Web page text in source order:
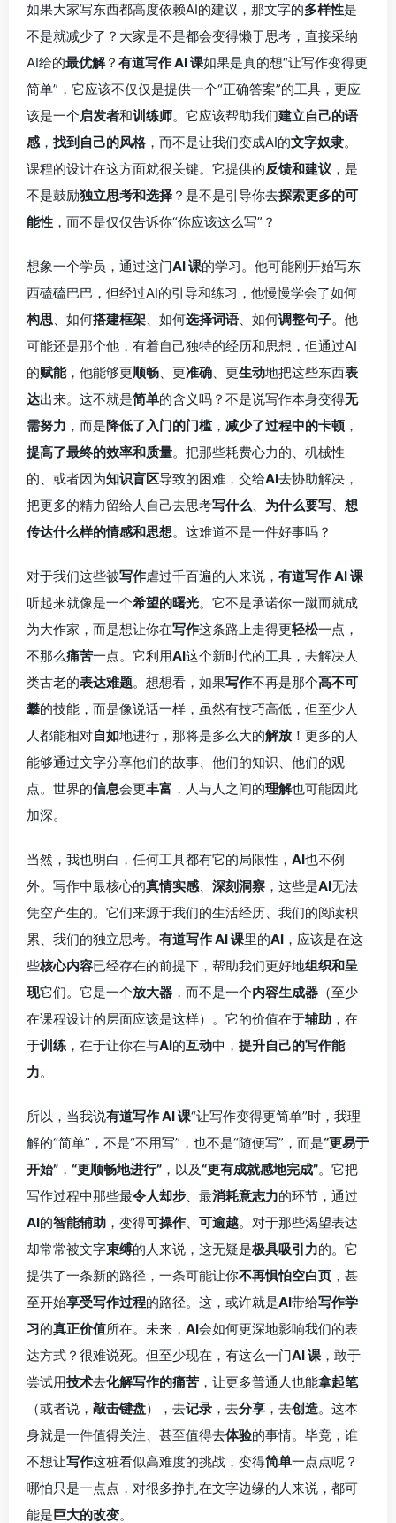
如果大家写东西都高度依赖AI的建议，那文字的多样性是
不是就减少了？大家是不是都会变得懒于思考，直接采纳
AI给的最优解？ 有道写作 AI 课如果是真的想“让写作变得更
简单”，它应该不仅仅是提供一个“正确答案”的工具，更应
该是一个启发者和训练师。它应该帮助我们建立自己的语
感 ， 找到自己的风格，而不是让我们变成AI的文字奴隶。
课程的设计在这方面就很关键。它提供的反馈和建议 ，是
不是鼓励独立思考和选择 ？是不是引导你去探索更多的可
能性 ，而不是仅仅告诉你“你应该这么写”？
想象一个学员，通过这门AI 课的学习。他可能刚开始写东
西磕磕巴巴，但经过AI的引导和练习，他慢慢学会了如何
构思 、如何搭建框架 、如何选择词语 、如何调整句子。他
可能还是那个他，有着自己独特的经历和思想，但通过AI
的赋能，他能够更顺畅 、更准确 、更生动地把这些东西表
达出来。这不就是简单的含义吗？不是说写作本身变得无
需努力 ，而是降低了入门的门槛， 减少了过程中的卡顿 ，
提高了最终的效率和质量。把那些耗费心力的、机械性
的、或者因为知识盲区导致的困难，交给AI去协助解决，
把更多的精力留给人自己去思考写什么 为什么要写
想
传达什么样的情感和思想。这难道不是一件好事吗？
对于我们这些被写作虐过千百遍的人来说， 有道写作 AI 课
听起来就像是一个希望的曙光。它不是承诺你一蹴而就成
为大作家，而是想让你在写作这条路上走得更轻松一点，
不那么痛苦一点。它利用AI这个新时代的工具，去解决人
类古老的表达难题。想想看，如果写作不再是那个高不可
攀的技能，而是像说话一样，虽然有技巧高低，但至少人
人都能相对自如地进行，那将是多么大的解放 ！更多的人
能够通过文字分享他们的故事、他们的知识、他们的观
点。世界的信息会更丰富 ，人与人之间的理解也可能因此
加深。
当然，我也明白，任何工具都有它的局限性， AI也不例
外。写作中最核心的真情实感 深刻洞察 ，这些是AI无法
凭空产生的。它们来源于我们的生活经历、我们的阅读积
累、我们的独立思考。 有道写作 AI 课里的AI ，应该是在这
些核心内容已经存在的前提下，帮助我们更好地组织和呈
现它们。它是一个放大器 ，而不是一个内容生成器 （至少
在课程设计的层面应该是这样）。它的价值在于辅助 ，在
于训练 ，在于让你在与AI的互动中， 提升自己的写作能
力。
所以，当我说有道写作 AI 课“让写作变得更简单”时，我理
解的“简单”，不是“不用写”，也不是“随便写”，而是“更易于
开始” ， “更顺畅地进行” ，以及“更有成就感地完成”。它把
写作过程中那些最令人却步 、最消耗意志力的环节，通过
AI的智能辅助 ，变得可操作 可逾越。对于那些渴望表达
却常常被文字束缚的人来说，这无疑是极具吸引力的。它
提供了一条新的路径，一条可能让你不再惧怕空白页 ，甚
至开始享受写作过程的路径。这，或许就是AI带给写作学
习的真正价值所在。未来， AI会如何更深地影响我们的表
达方式？很难说死。但至少现在，有这么一门AI 课 ，敢于
尝试用技术去化解写作的痛苦 ，让更多普通人也能拿起笔
（或者说， 敲击键盘），去记录 ，去分享 ，去创造。这本
身就是一件值得关注、甚至值得去体验的事情。毕竟，谁
不想让写作这桩看似高难度的挑战，变得简单一点点呢？
哪怕只是一点点，对很多挣扎在文字边缘的人来说，都可
能是巨大的改变。